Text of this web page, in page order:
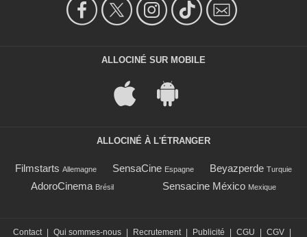
ALLOCINÉ SUR MOBILE
ALLOCINÉ À L'ÉTRANGER
Filmstarts Allemagne SensaCine Espagne Beyazperde Turquie
AdoroCinema Brésil Sensacine México Mexique
Contact | Qui sommes-nous | Recrutement | Publicité | CGU | CGV |